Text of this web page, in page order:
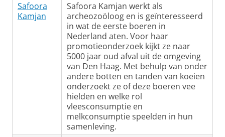
Safoora
Kamjan
Safoora Kamjan werkt als
archeozoöloog en is geïnteresseerd
in wat de eerste boeren in
Nederland aten. Voor haar
promotieonderzoek kijkt ze naar
5000 jaar oud afval uit de omgeving
van Den Haag. Met behulp van onder
andere botten en tanden van koeien
onderzoekt ze of deze boeren vee
hielden en welke rol
vleesconsumptie en
melkconsumptie speelden in hun
samenleving.